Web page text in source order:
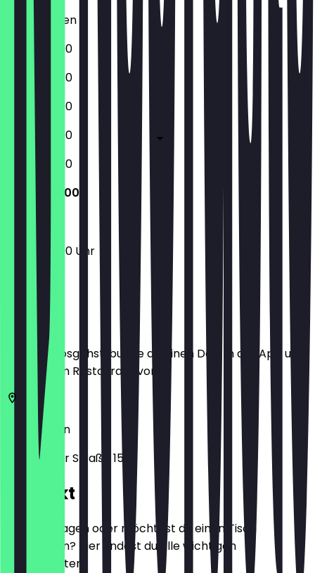
Geschlossen
16:30 - 22:00
16:30 - 22:00
16:30 - 22:00
16:30 - 23:00
13:00 - 23:00
13:00 - 22:00
13:00 - 22:00 Uhr
Bevor du losgehst, buche dir einen Deal in der App und
zeige ihn im Restaurant vor.
53773 Bonn
Frankfurter Straße 15B
Kontakt
Hast du Fragen oder möchtest du einen Tisch
reservieren? Hier findest du alle wichtigen
Kontaktdaten.